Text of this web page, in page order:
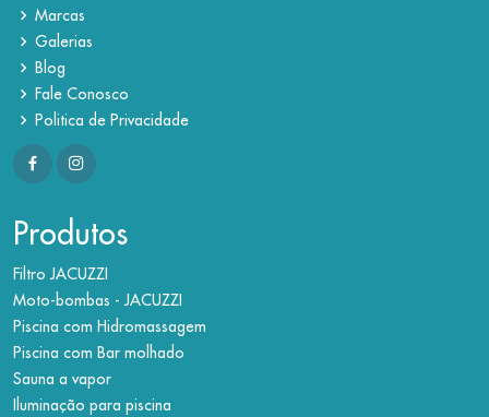
Marcas
Galerias
Blog
Fale Conosco
Politica de Privacidade
Produtos
Filtro JACUZZI
Moto-bombas - JACUZZI
Piscina com Hidromassagem
Piscina com Bar molhado
Sauna a vapor
Iluminação para piscina